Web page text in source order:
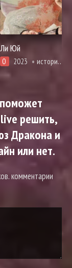
Ли Юй
0 2023 история, комедия, адаптация новел
решить,
Дракона и
или нет.
комментарии